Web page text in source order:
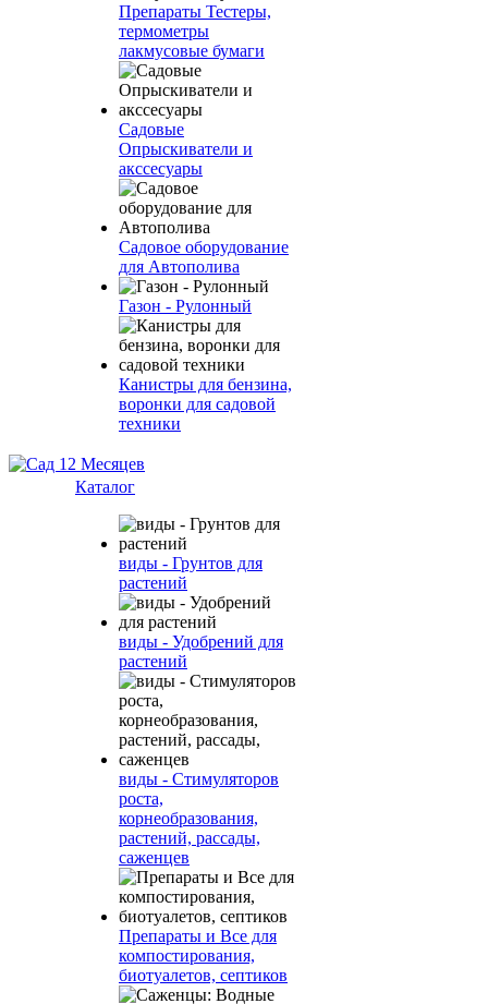
Препараты Тестеры,
термометры
лакмусовые бумаги
Садовые
Опрыскиватели и
акссесуары
Садовое оборудование
для Автополива
Газон - Рулонный
Канистры для бензина,
воронки для садовой
техники
Каталог
виды - Грунтов для
растений
виды - Удобрений для
растений
виды - Стимуляторов
роста,
корнеобразования,
растений, рассады,
саженцев
Препараты и Все для
компостирования,
биотуалетов, септиков